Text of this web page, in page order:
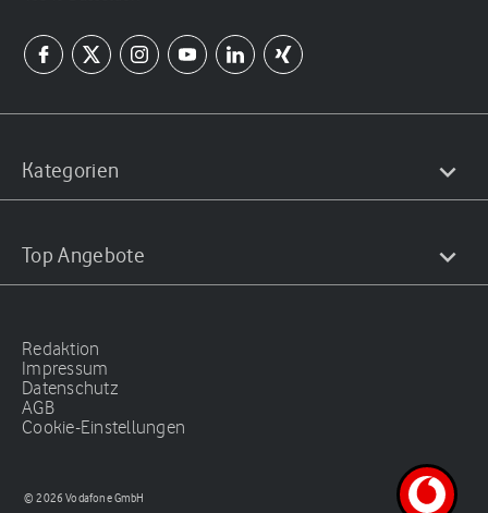
Kategorien
Top Angebote
Redaktion
Impressum
Datenschutz
AGB
Cookie-Einstellungen
© 2026 Vodafone GmbH